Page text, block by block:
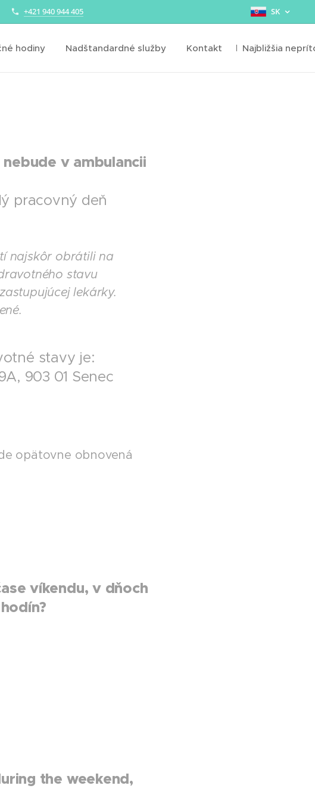
+421 940 944 405 SK
hodiny Nadštandardné služby Kontakt Najbližšia
v ambulancii
pracovný deň
najskôr obrátili na
stavu
lekárky.
stavy je:
903 01 Senec
opätovne obnovená
víkendu, v dňoch
the weekend,